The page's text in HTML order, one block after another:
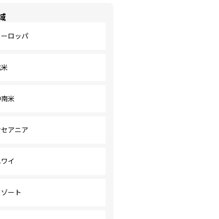
ロッパ
米
アニア
イ
ート